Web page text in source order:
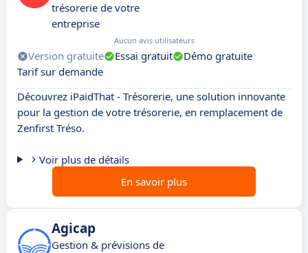
trésorerie de votre
entreprise
Aucun avis utilisateurs
Version gratuite Essai gratuit
Démo gratuite
Tarif sur demande
Découvrez iPaidThat - Trésorerie, une solution innovante
pour la gestion de votre trésorerie, en remplacement de
Zenfirst Tréso.
Voir plus de détails
En savoir plus
Agicap
Gestion & prévisions de